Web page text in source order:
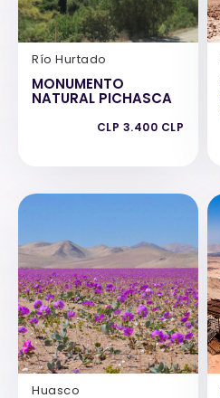
Río Hurtado
MONUMENTO
NATURAL PICHASCA
CLP 3.400 CLP
Huasco